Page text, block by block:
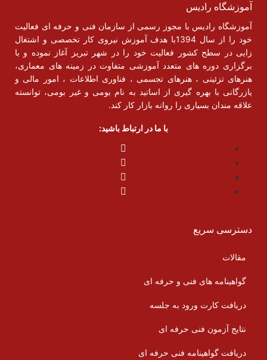
آموزشگاه رادیس
آموزشگاه رادیس با مجوز رسمی از سازمان فنی و حرفه ای فعالیت
خود را از سال 1394با هدف آموزش نیروی کار تخصصی و اشتغال
زایی در سطح کشور فعالیت خود را در شهر تبریز آغاز نموده و با
برگزاری دوره های متعدد آموزشی متفاوت در زمینه های معماری،
هنرهای تزئینی ، هنرهای تجسمی ، فناوری اطلاعات ، امور مالی و
یازرگانی با بهره گیری از اساتید به نام بومی و غیر بومی، توانسته
علاقه مندان بسیاری را روانه بازار کار کند.
با ما در ارتباط باشید:
دسترسی سریع
مقالات
گواهینامه های فنی و حرفه ای
دریافت کارت ورود به جلسه
نتایج آزمون فنی حرفه ای
دریافت گواهینامه فنی حرفه ای